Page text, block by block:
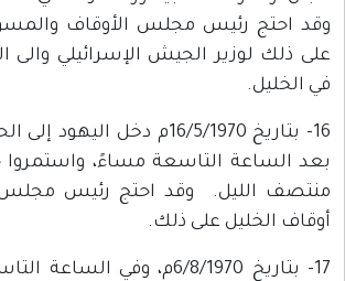
وقد احتج رئيس مجلس الأوقاف
على ذلك لوزير الجيش الإسرائيلي
في الخليل.
16- بتاريخ 16/5/1970م دخل
بعد الساعة التاسعة مساءً، واستمروا
منتصف الليل. وقد احتج رئيس مجلس
أوقاف الخليل على ذلك.
17- بتاريخ 6/8/1970م، وفي